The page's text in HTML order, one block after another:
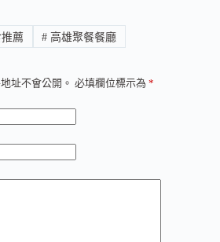
薦 # 高雄聚餐餐廳
址不會公開。 必填欄位標示為 *